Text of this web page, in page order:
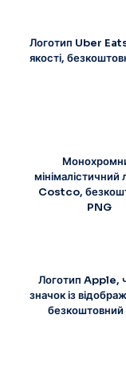
Логотип Uber
якості,
мінімалістичний
Costco,
PNG
Логотип Apple,
значок із
безкоштовний